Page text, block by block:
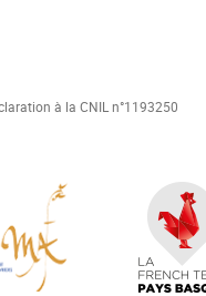
à la CNIL n°1193250